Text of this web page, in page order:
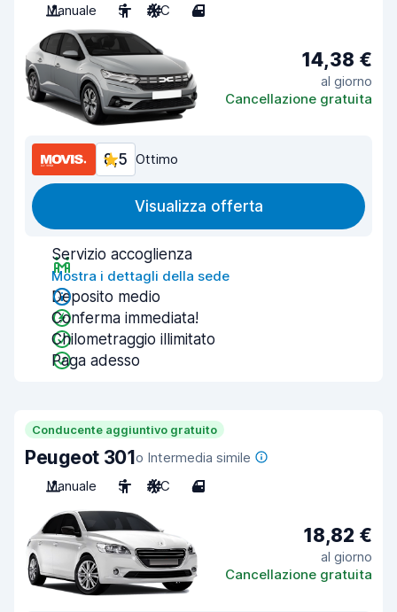
Manuale
5 A/C 4
14,38 €
al giorno
Cancellazione gratuita
8,5 Ottimo
Visualizza offerta
Servizio accoglienza
Mostra i dettagli della sede
Deposito medio
Conferma immediata!
Chilometraggio illimitato
Paga adesso
Conducente aggiuntivo gratuito
Peugeot 301o Intermedia simile
Manuale
5 A/C 4
18,82 €
al giorno
Cancellazione gratuita